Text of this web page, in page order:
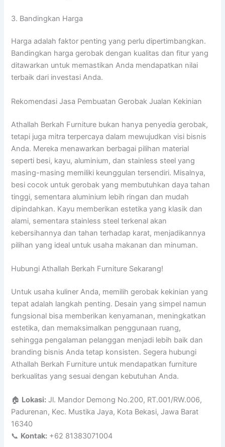
3. Bandingkan Harga
Harga adalah faktor penting yang perlu dipertimbangkan.
Bandingkan harga gerobak dengan kualitas dan fitur yang
ditawarkan untuk memastikan Anda mendapatkan nilai
terbaik dari investasi Anda.
Rekomendasi Jasa Pembuatan Gerobak Jualan Kekinian
Athallah Berkah Furniture bukan hanya penyedia gerobak,
tetapi juga mitra terpercaya dalam mewujudkan visi bisnis
Anda. Mereka menawarkan berbagai pilihan material
seperti besi, kayu, aluminium, dan stainless steel yang
masing-masing memiliki keunggulan tersendiri. Misalnya,
besi cocok untuk gerobak yang membutuhkan daya tahan
tinggi, sementara aluminium lebih ringan dan mudah
dipindahkan. Kayu memberikan estetika yang klasik dan
alami, sementara stainless steel terkenal akan
kebersihannya dan tahan terhadap karat, menjadikannya
pilihan yang ideal untuk usaha makanan dan minuman.
Hubungi Athallah Berkah Furniture Sekarang!
Untuk usaha kuliner Anda, memilih gerobak kekinian yang
tepat adalah langkah penting. Desain yang simpel namun
fungsional bisa memberikan kenyamanan, meningkatkan
estetika, dan memaksimalkan penggunaan ruang,
sehingga pengalaman pelanggan menjadi lebih baik dan
branding bisnis Anda tetap konsisten. Segera hubungi
Athallah Berkah Furniture untuk mendapatkan furniture
berkualitas yang sesuai dengan kebutuhan Anda.
🏠 Lokasi: Jl. Mandor Demong No.200, RT.001/RW.006,
Padurenan, Kec. Mustika Jaya, Kota Bekasi, Jawa Barat
16340
📞 Kontak: +62 81383071004